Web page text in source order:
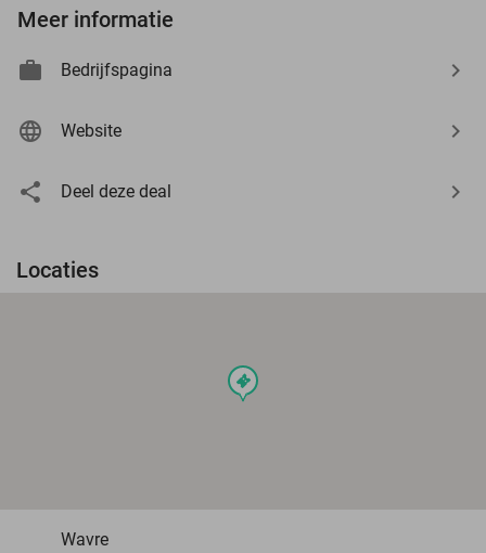
Meer informatie
Bedrijfspagina
Website
Deel deze deal
Locaties
events
Wavre